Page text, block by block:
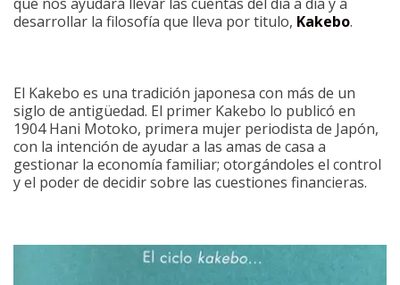
desarrollar la filosofía que lleva por titulo, Kakebo.
El Kakebo es una tradición japonesa con más de un
siglo de antigüedad. El primer Kakebo lo publicó en
1904 Hani Motoko, primera mujer periodista de Japón,
con la intención de ayudar a las amas de casa a
gestionar la economía familiar; otorgándoles el control
y el poder de decidir sobre las cuestiones financieras.